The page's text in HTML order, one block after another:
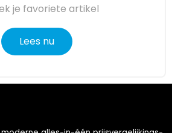
je favoriete artikel
Lees nu